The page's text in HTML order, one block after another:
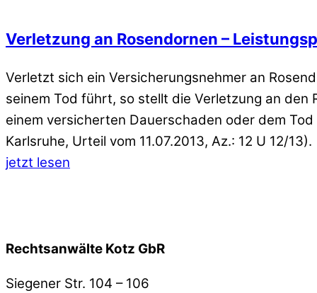
Verletzung an Rosendornen –
Verletzt sich ein Versicherungsnehmer an
seinem Tod führt, so stellt die Verletzung an den
einem versicherten Dauerschaden oder dem
Karlsruhe, Urteil vom 11.07.2013, Az.: 12 U 12/13).
jetzt lesen
Rechtsanwälte Kotz GbR
Siegener Str. 104 – 106